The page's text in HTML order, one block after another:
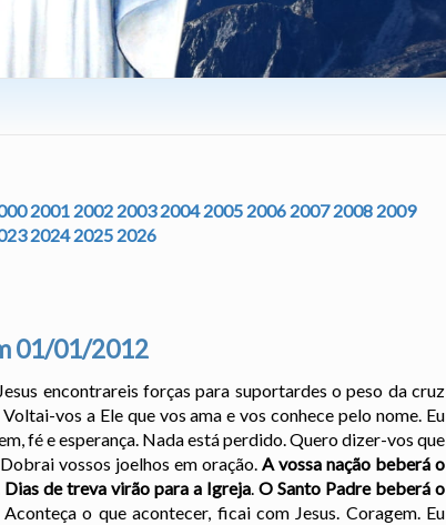
2001 2002 2003 2004 2005 2006 2007 2008 2009
2024 2025 2026
01/01/2012
encontrareis forças para suportardes o peso da cruz
vos a Ele que vos ama e vos conhece pelo nome. Eu
fé e esperança. Nada está perdido. Quero dizer-vos que
vossos joelhos em oração. A vossa nação beberá o
Dias de treva virão para a Igreja. O Santo Padre beberá o
o que acontecer, ficai com Jesus. Coragem. Eu